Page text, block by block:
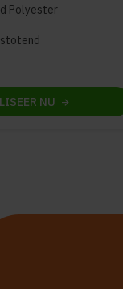
Polyester
NU